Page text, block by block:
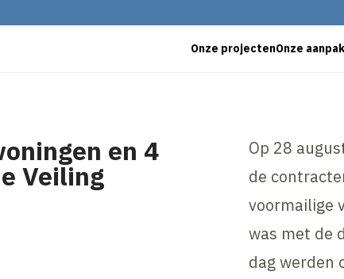
Onze projectenOnze aanpak
en 4
Veiling
Op 28
de
voormailige
was met de
dag werden